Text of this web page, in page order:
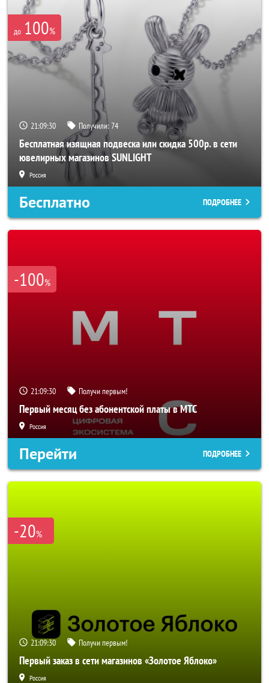
до 100%
21:09:28 Получили:74
Бесплатная изящная подвеска или скидка 500р. в сети
ювелирных магазинов SUNLIGHT
Россия
Бесплатно ПОДРОБНЕЕ
-100%
21:09:28 Получи первым!
Первый месяц без абонентской платы в МТС
Россия
Перейти ПОДРОБНЕЕ
-20%
21:09:28 Получи первым!
Первый заказ в сети магазинов «Золотое Яблоко»
Россия